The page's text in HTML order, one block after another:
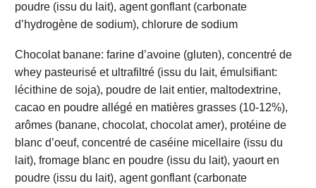
poudre (issu du lait), agent gonflant (carbonate
d’hydrogène de sodium), chlorure de sodium
Chocolat banane: farine d’avoine (gluten), concentré de
whey pasteurisé et ultrafiltré (issu du lait, émulsifiant:
lécithine de soja), poudre de lait entier, maltodextrine,
cacao en poudre allégé en matières grasses (10-12%),
arômes (banane, chocolat, chocolat amer), protéine de
blanc d’oeuf, concentré de caséine micellaire (issu du
lait), fromage blanc en poudre (issu du lait), yaourt en
poudre (issu du lait), agent gonflant (carbonate